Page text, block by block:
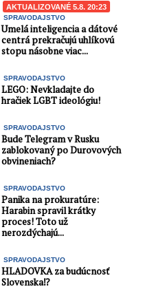
AKTUALIZOVANÉ 5.8. 20:23
SPRAVODAJSTVO
Umelá inteligencia a dátové
centrá prekračujú uhlíkovú
stopu násobne viac...
SPRAVODAJSTVO
LEGO: Nevkladajte do
hračiek LGBT ideológiu!
SPRAVODAJSTVO
Bude Telegram v Rusku
zablokovaný po Durovových
obvineniach?
SPRAVODAJSTVO
Panika na prokuratúre:
Harabin spravil krátky
proces! Toto už
nerozdýchajú...
SPRAVODAJSTVO
HLADOVKA za budúcnosť
Slovenska⁉️